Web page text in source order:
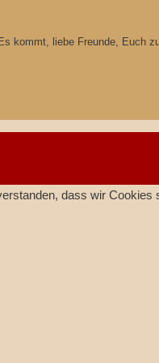
kommt, liebe Freunde, Euch
dass wir Cookies